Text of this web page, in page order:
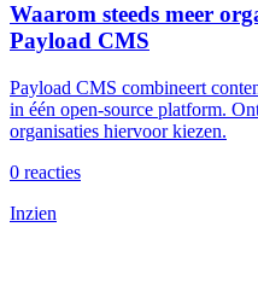
Waarom steeds meer
Payload CMS
Payload CMS combineert
in één open-source platform.
organisaties hiervoor kiezen.
0 reacties
Inzien